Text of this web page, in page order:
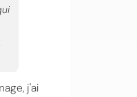
j'ai